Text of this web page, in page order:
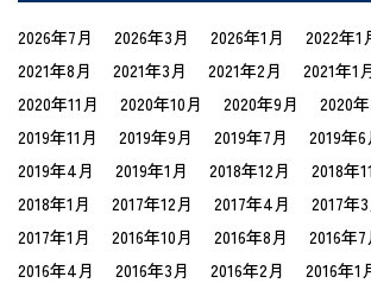
2026年7月 2026年3月 2026年1月 2022年1
2021年8月
2021年3月 2021年2月 2021年1
2020年11月
2020年10月 2020年9月 2020
2019年11月
2019年9月 2019年7月 2019年6
2019年4月
2019年1月 2018年12月 2018年
2018年1月
2017年12月 2017年4月 2017年
2017年1月
2016年10月 2016年8月 2016年7
2016年4月
2016年3月 2016年2月 2016年1